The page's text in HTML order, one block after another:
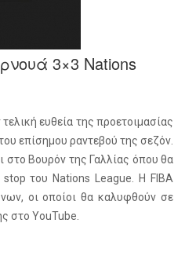
3×3 Nations
ευθεία της προετοιμασίας
επίσημου ραντεβού της σεζόν.
στο Βουρόν της Γαλλίας όπου θα
του Nations League. Η FIBA
οι οποίοι θα καλυφθούν σε
στο YouTube.